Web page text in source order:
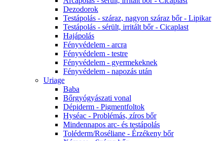
Dezodorok
Testápolás - száraz, nagyon száraz bőr - Lipikar
Testápolás - sérült, irritált bőr - Cicaplast
Hajápolás
Fényvédelem - arcra
Fényvédelem - testre
Fényvédelem - gyermekeknek
Fényvédelem - napozás után
Uriage
Baba
Bőrgyógyászati vonal
Dépiderm - Pigmentfoltok
Hyséac - Problémás, zíros bőr
Mindennapos arc- és testápolás
Toléderm/Roséliane - Érzékeny bőr